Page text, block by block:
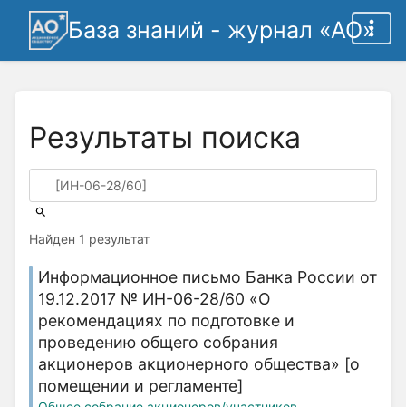
База знаний - журнал «АО»
Результаты поиска
Найден 1 результат
Информационное письмо Банка России от
19.12.2017 № ИН-06-28/60 «О
рекомендациях по подготовке и
проведению общего собрания
акционеров акционерного общества» [о
помещении и регламенте]